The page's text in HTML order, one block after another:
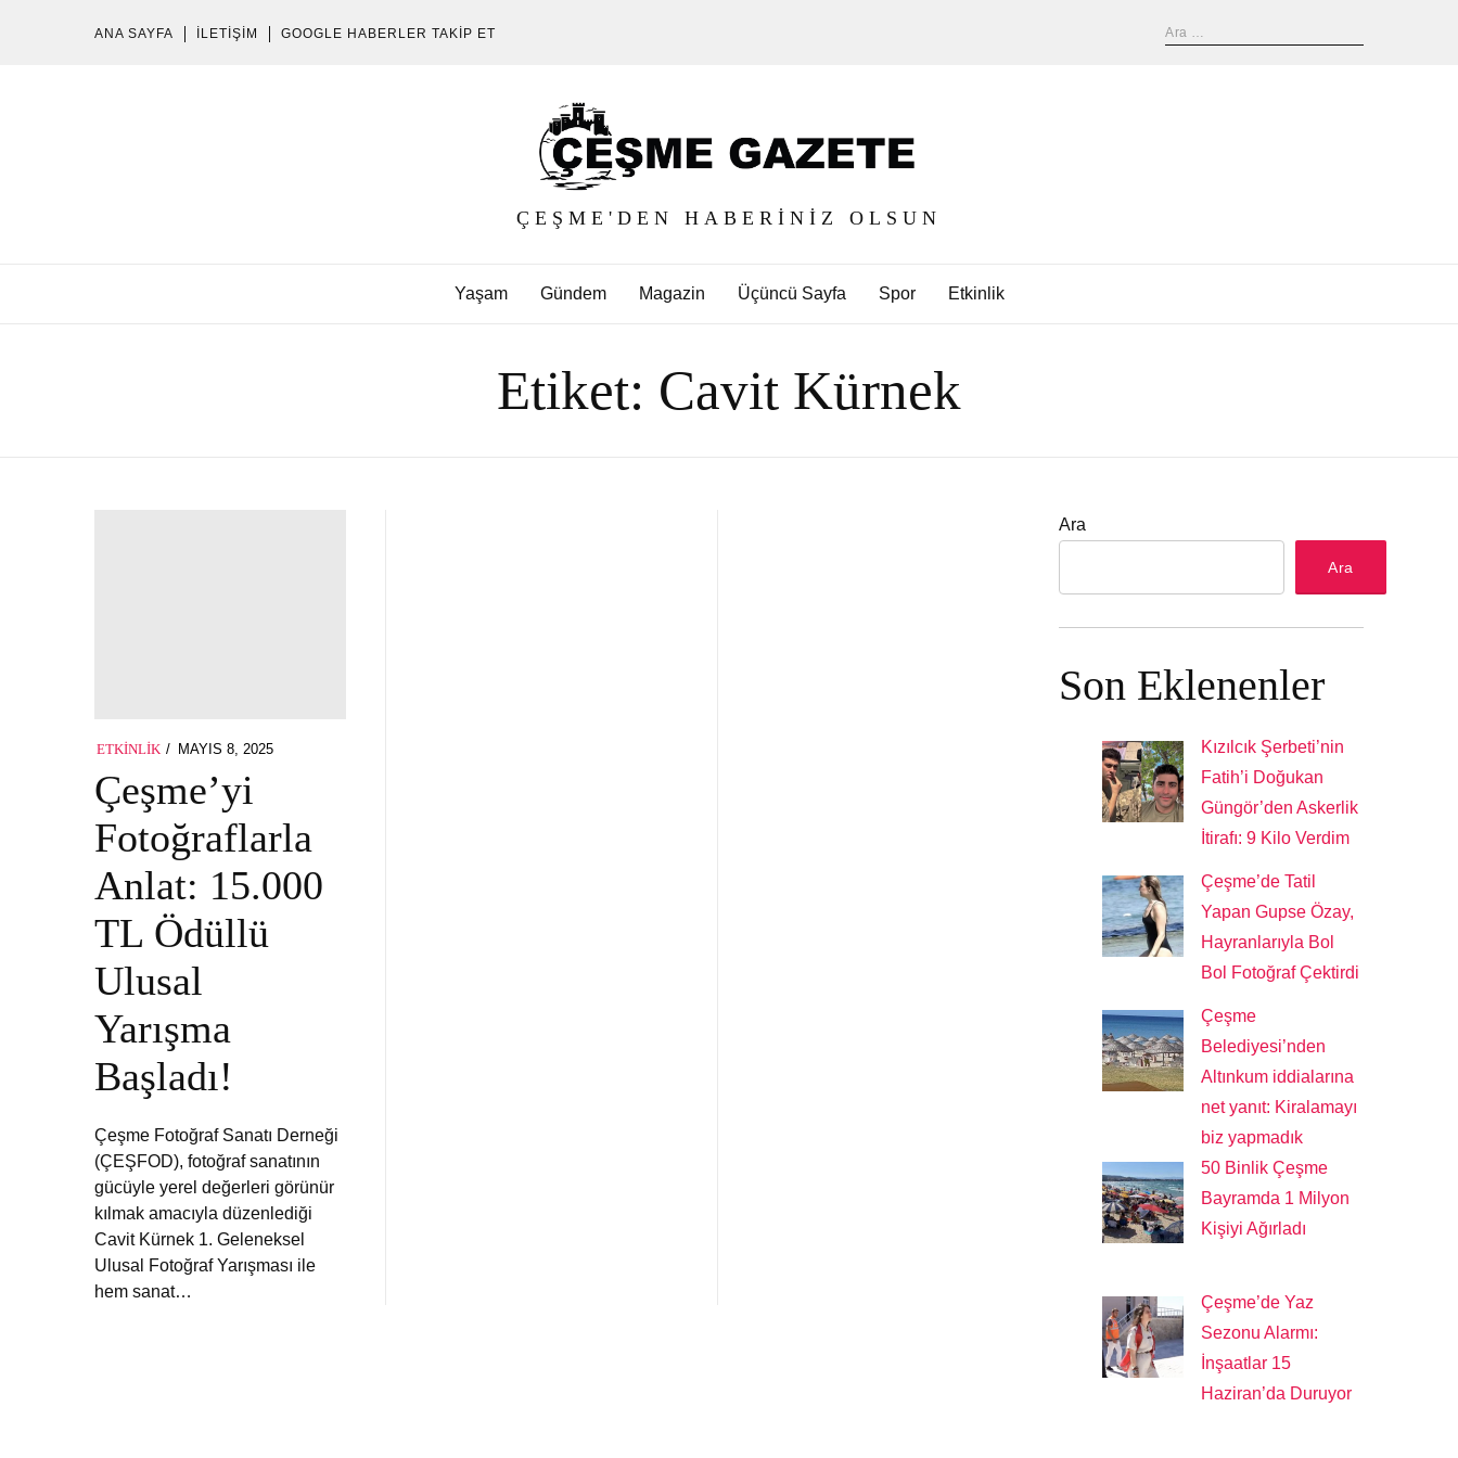
ANA SAYFA İLETIŞIM GOOGLE HABERLER TAKIP ET
ÇEŞME'DEN HABERINIZ OLSUN
Yaşam Gündem Magazin Üçüncü Sayfa Spor Etkinlik
Etiket: Cavit Kürnek
ETKINLIK
POSTED
MAYIS 8, 2025
Çeşme’yi
Fotoğraflarla
Anlat: 15.000
TL Ödüllü
Ulusal
Yarışma
Başladı!
Çeşme Fotoğraf Sanatı Derneği
(ÇEŞFOD), fotoğraf sanatının
gücüyle yerel değerleri görünür
kılmak amacıyla düzenlediği
Cavit Kürnek 1. Geleneksel
Ulusal Fotoğraf Yarışması ile
hem sanat…
Ara
Ara
Son Eklenenler
Kızılcık Şerbeti’nin
Fatih’i Doğukan
Güngör’den Askerlik
İtirafı: 9 Kilo Verdim
Çeşme’de Tatil
Yapan Gupse Özay,
Hayranlarıyla Bol
Bol Fotoğraf Çektirdi
Çeşme
Belediyesi’nden
Altınkum iddialarına
net yanıt: Kiralamayı
biz yapmadık
50 Binlik Çeşme
Bayramda 1 Milyon
Kişiyi Ağırladı
Çeşme’de Yaz
Sezonu Alarmı:
İnşaatlar 15
Haziran’da Duruyor